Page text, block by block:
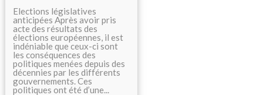
Elections législatives
anticipées Après avoir pris
acte des résultats des
élections européennes, il est
indéniable que ceux-ci sont
les conséquences des
politiques menées depuis des
décennies par les différents
gouvernements. Ces
politiques ont été d’une...